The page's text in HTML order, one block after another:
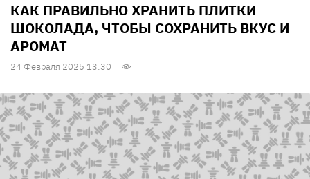
КАК ПРАВИЛЬНО ХРАНИТЬ ПЛИТКИ
ШОКОЛАДА, ЧТОБЫ СОХРАНИТЬ ВКУС И
АРОМАТ
24 Февраля 2025 13:30